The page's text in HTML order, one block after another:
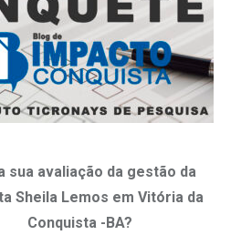
sua avaliação da gestão da
Sheila Lemos em Vitória da
Conquista -BA?